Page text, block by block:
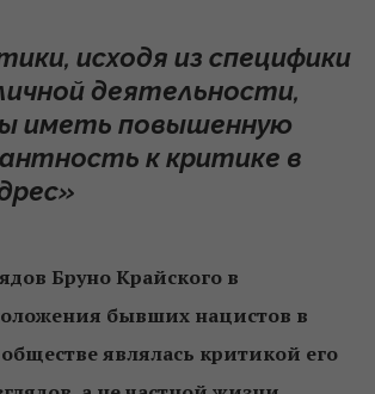
исходя из специфики
деятельности,
иметь повышенную
к критике в
Бруно Крайского в
бывших нацистов в
являлась критикой его